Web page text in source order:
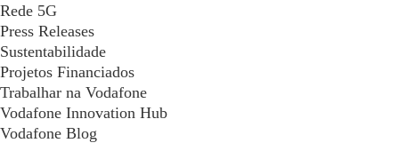
Rede 5G
Press Releases
Sustentabilidade
Projetos Financiados
Trabalhar na Vodafone
Vodafone Innovation Hub
Vodafone Blog